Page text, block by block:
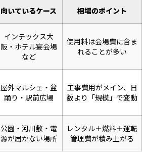
向いているケース 相場のポイント
インテックス大
阪・ホテル宴会場
など
使用料は会場費に含ま
れることが多い
屋外マルシェ・盆
踊り・駅前広場
工事費用がメイン、日
数より「規模」で変動
公園・河川敷・電
源が届かない場所
レンタル＋燃料＋運転
管理費が積み上がる